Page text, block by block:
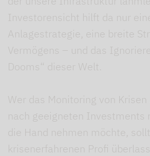
Investorensicht hilft da nur
Anlagestrategie, eine breite
Vermögens – und das
Dooms“ dieser Welt.
Wer das Monitoring von Krisen
nach geeigneten Investments
die Hand nehmen möchte,
krisenerfahrenen Profi